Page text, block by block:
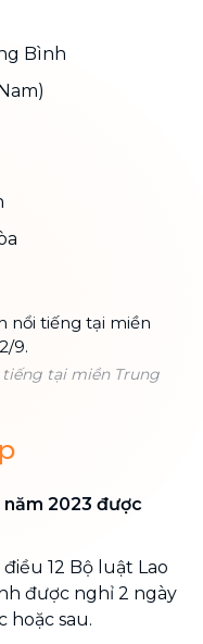
Bình
tại miền Trung
2023 được
12 Bộ luật Lao
được nghỉ 2 ngày
hoặc sau.